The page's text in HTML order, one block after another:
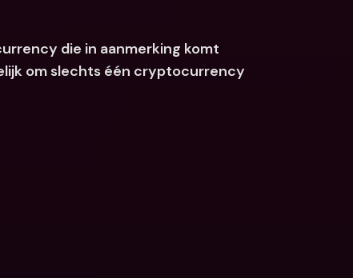
die in aanmerking komt
om slechts één cryptocurrency